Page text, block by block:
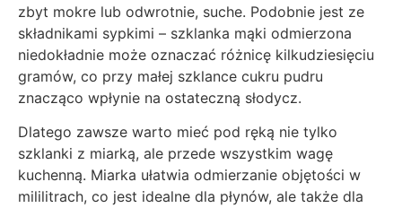
zbyt mokre lub odwrotnie, suche. Podobnie jest ze
składnikami sypkimi – szklanka mąki odmierzona
niedokładnie może oznaczać różnicę kilkudziesięciu
gramów, co przy małej szklance cukru pudru
znacząco wpłynie na ostateczną słodycz.
Dlatego zawsze warto mieć pod ręką nie tylko
szklanki z miarką, ale przede wszystkim wagę
kuchenną. Miarka ułatwia odmierzanie objętości w
mililitrach, co jest idealne dla płynów, ale także dla